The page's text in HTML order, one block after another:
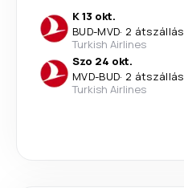
K 13 okt.
BUD-MVD· 2 átszállás
Turkish Airlines
Szo 24 okt.
MVD-BUD· 2 átszállás
Turkish Airlines